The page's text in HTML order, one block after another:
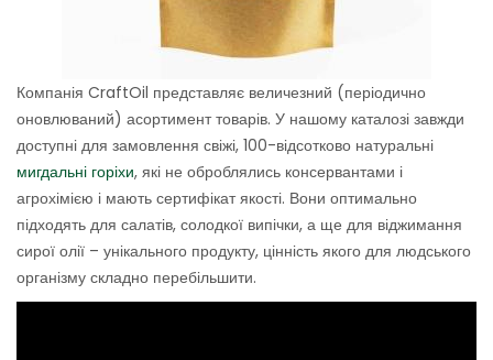
Компанія CraftOil представляє величезний (періодично
оновлюваний) асортимент товарів. У нашому каталозі завжди
доступні для замовлення свіжі, 100-відсотково натуральні
мигдальні горіхи, які не оброблялись консервантами і
агрохімією і мають сертифікат якості. Вони оптимально
підходять для салатів, солодкої випічки, а ще для віджимання
сирої олії – унікального продукту, цінність якого для людського
організму складно перебільшити.